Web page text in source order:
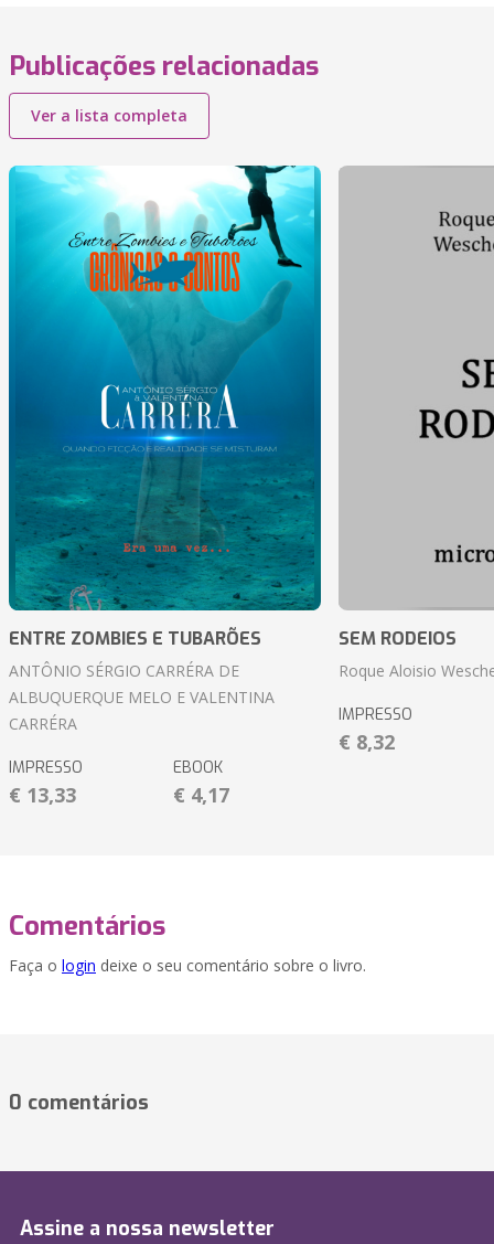
Publicações relacionadas
Ver a lista completa
ENTRE ZOMBIES E TUBARÕES
ANTÔNIO SÉRGIO CARRÉRA DE
ALBUQUERQUE MELO E VALENTINA
CARRÉRA
IMPRESSO
€ 13,33
EBOOK
€ 4,17
SEM RODEIOS
Roque Aloisio
IMPRESSO
€ 8,32
Comentários
Faça o login deixe o seu comentário sobre o livro.
0 comentários
Assine a nossa newsletter